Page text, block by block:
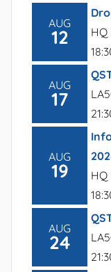
AUG
12
HQ
AUG
17
AUG
19
HQ
AUG
24